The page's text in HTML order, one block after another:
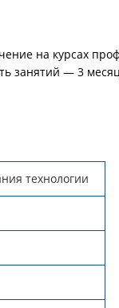
на курсах
занятий — 3
технологии